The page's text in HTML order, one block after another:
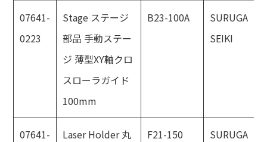
07641-
0223
Stage ステージ
部品 手動ステー
ジ 薄型XY軸クロ
スローラガイド
100mm
B23-100A
SURUGA
SEIKI
07641-
Laser Holder 丸
F21-150
SURUGA